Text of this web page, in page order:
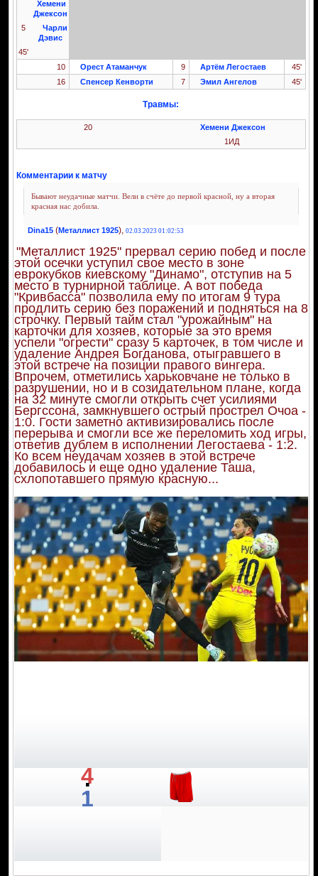
Хемени
Джексон
5
Чарли
Дэвис
45'
10
Орест Атаманчук 9 Артём Легостаев
45'
16
Спенсер Кенворти 7 Эмил Ангелов 45'
Травмы:
20
Хемени Джексон
1ИД
Комментарии к матчу
Бывают неудачные матчи. Вели в счёте до первой красной, ну а вторая
красная нас добила.
Dina15(Металлист 1925), 02.03.2023 01:02:53
"Металлист 1925" прервал серию побед и после
этой осечки уступил свое место в зоне
еврокубков киевскому "Динамо", отступив на 5
место в турнирной таблице. А вот победа
"Кривбасса" позволила ему по итогам 9 тура
продлить серию без поражений и подняться на 8
строчку. Первый тайм стал "урожайным" на
карточки для хозяев, которые за это время
успели "огрести" сразу 5 карточек, в том числе и
удаление Андрея Богданова, отыгравшего в
этой встрече на позиции правого вингера.
Впрочем, отметились харьковчане не только в
разрушении, но и в созидательном плане, когда
на 32 минуте смогли открыть счет усилиями
Бергссона, замкнувшего острый прострел Очоа -
1:0. Гости заметно активизировались после
перерыва и смогли все же переломить ход игры,
ответив дублем в исполнении Легостаева - 1:2.
Ко всем неудачам хозяев в этой встрече
добавилось и еще одно удаление Таша,
схлопотавшего прямую красную...
4
:
1